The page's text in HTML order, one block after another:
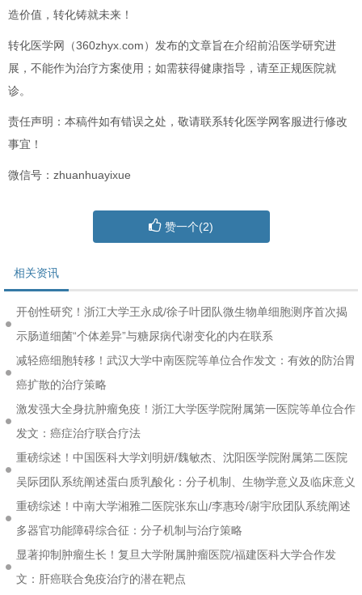
造价值，转化铸就未来！
转化医学网（360zhyx.com）发布的文章旨在介绍前沿医学研究进
展，不能作为治疗方案使用；如需获得健康指导，请至正规医院就
诊。
责任声明：本稿件如有错误之处，敬请联系转化医学网客服进行修改
事宜！
微信号：zhuanhuayixue
赞一个(2)
相关资讯
开创性研究！浙江大学王永成/徐子叶团队微生物单细胞测序首次揭
示肠道细菌“个体差异”与糖尿病代谢变化的内在联系
减轻癌细胞转移！武汉大学中南医院等单位合作发文：有效的防治胃
癌扩散的治疗策略
激发强大全身抗肿瘤免疫！浙江大学医学院附属第一医院等单位合作
发文：癌症治疗联合疗法
重磅综述！中国医科大学刘明妍/魏敏杰、沈阳医学院附属第二医院
吴际团队系统阐述蛋白质乳酸化：分子机制、生物学意义及临床意义
重磅综述！中南大学湘雅二医院张东山/李惠玲/谢宇欣团队系统阐述
多器官功能障碍综合征：分子机制与治疗策略
显著抑制肿瘤生长！复旦大学附属肿瘤医院/福建医科大学合作发
文：肝癌联合免疫治疗的潜在靶点